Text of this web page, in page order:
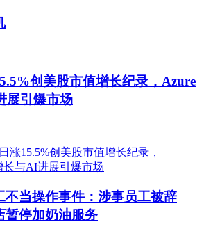
创美股市值增长纪录，Azure
展引爆市场
不当操作事件：涉事员工被辞
暂停加奶油服务